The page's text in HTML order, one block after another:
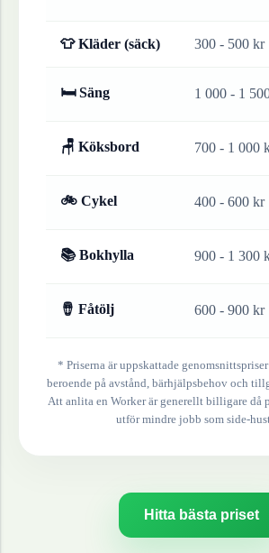
👕 Kläder (säck) 300 - 500 kr
🛏 Säng 1 000 - 1
🪑 Köksbord 700 - 1 000
🚲 Cykel 400 - 600 kr
📚 Bokhylla 900 - 1 300
🪘 Fåtölj 600 - 900 kr
* Priserna är uppskattade
beroende på avstånd, bärhjälpsbehov och
Att anlita en Worker är generellt billigare då
utför mindre jobb som side-
Hitta bästa priset